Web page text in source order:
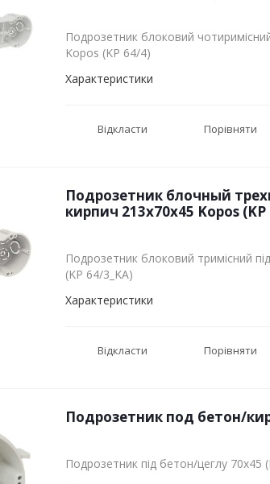
Подрозетник блоковий
Kopos (KP 64/4)
Характеристики
Відкласти Порівняти
Подрозетник блочный
кирпич 213х70х45 Kopos (KP
Подрозетник блоковий тримісний
(KP 64/3_KA)
Характеристики
Відкласти Порівняти
Подрозетник под бетон/
Подрозетник під бетон/цеглу 70x45